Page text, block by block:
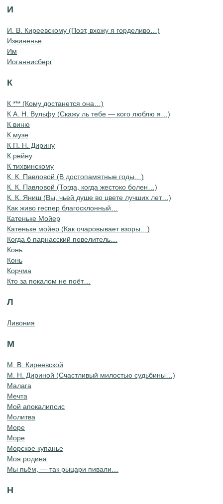
И
И. В. Киреевскому (Поэт, вхожу я горделиво…)
Извиненье
Им
Иоганнисберг
К
К *** (Кому достанется она…)
К А. Н. Вульфу (Скажу ль тебе — кого люблю я…)
К виню
К музе
К П. Н. Дирину
К рейну
К тихвинскому
К. К. Павловой (В достопамятные годы…)
К. К. Павловой (Тогда, когда жестоко болен…)
К. К. Яниш (Вы, чьей душе во цвете лучших лет…)
Как живо геспер благосклонный…
Катеньке Мойер
Катеньке мойер (Как очаровывает взоры…)
Когда б парнасский повелитель…
Конь
Конь
Корчма
Кто за покалом не поёт…
Л
Ливония
М
М. В. Киреевской
М. Н. Дириной (Счастливый милостью судьбины…)
Малага
Мечта
Мой апокалипсис
Молитва
Море
Море
Морское купанье
Моя родина
Мы пьём, — так рыцари пивали…
Н